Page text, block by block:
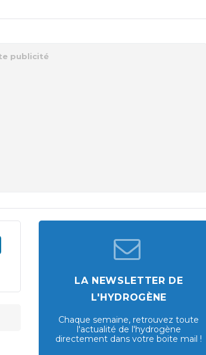
LA NEWSLETTER DE
L'HYDROGÈNE
Chaque semaine, retrouvez toute
l'actualité de l'hydrogène
directement dans votre boite mail !